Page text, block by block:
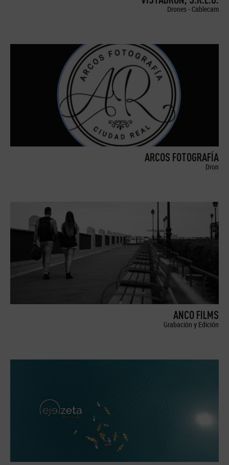
Drones - Cablecam
ARCOS FOTOGRAFÍA
Dron
ANCO FILMS
Grabación y Edición